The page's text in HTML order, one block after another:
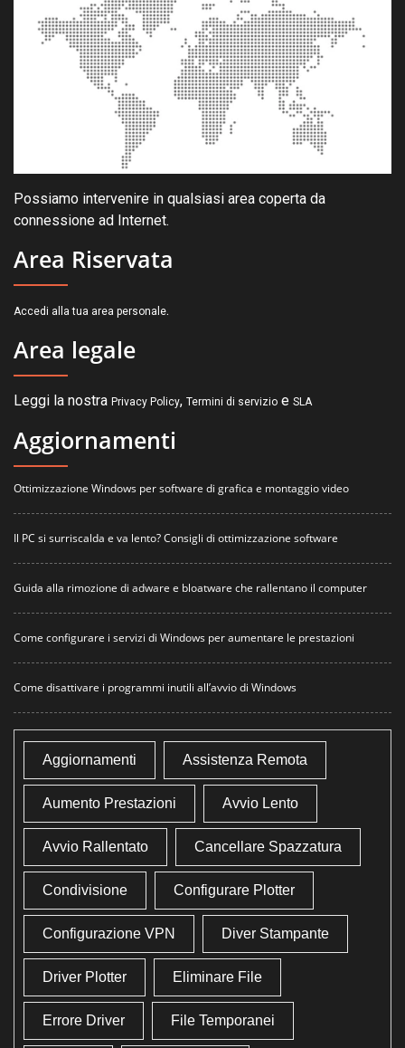
Possiamo intervenire in qualsiasi area coperta da
connessione ad Internet.
Area Riservata
Accedi alla tua area personale.
Area legale
Leggi la nostra Privacy Policy, Termini di servizio e SLA
Aggiornamenti
Ottimizzazione Windows per software di grafica e montaggio video
Il PC si surriscalda e va lento? Consigli di ottimizzazione software
Guida alla rimozione di adware e bloatware che rallentano il computer
Come configurare i servizi di Windows per aumentare le prestazioni
Come disattivare i programmi inutili all’avvio di Windows
Aggiornamenti Assistenza Remota
Aumento Prestazioni Avvio Lento
Avvio Rallentato Cancellare Spazzatura
Condivisione Configurare Plotter
Configurazione VPN Diver Stampante
Driver Plotter Eliminare File
Errore Driver File Temporanei